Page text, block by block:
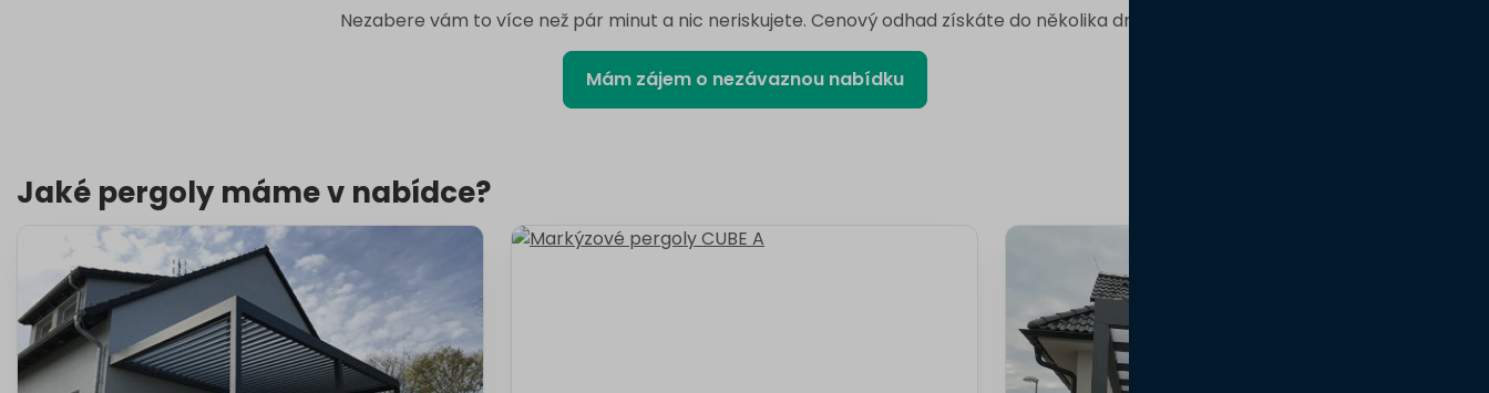
Nezabere vám to více než pár minut a nic neriskujete. Cenový odhad získáte do několika dnů.
Mám zájem o nezávaznou nabídku
Jaké pergoly máme v nabídce?